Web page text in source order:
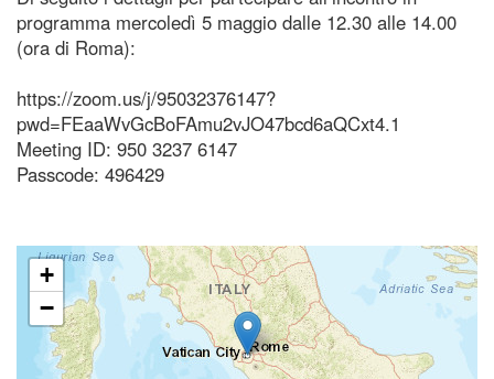
programma mercoledì 5 maggio dalle 12.30 alle 14.00
(ora di Roma):
https://zoom.us/j/95032376147?
pwd=FEaaWvGcBoFAmu2vJO47bcd6aQCxt4.1
Meeting ID: 950 3237 6147
Passcode: 496429
+
−